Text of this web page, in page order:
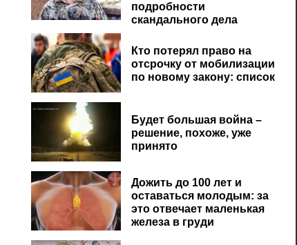
подробности
скандального дела
Кто потерял право на
отсрочку от мобилизации
по новому закону: список
Будет большая война –
решение, похоже, уже
принято
Дожить до 100 лет и
оставаться молодым: за
это отвечает маленькая
железа в груди